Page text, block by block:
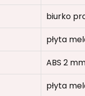
biurko
płyta
ABS 2
płyta